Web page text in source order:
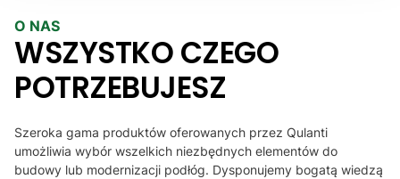
O NAS
WSZYSTKO CZEGO
POTRZEBUJESZ
Szeroka gama produktów oferowanych przez Qulanti
umożliwia wybór wszelkich niezbędnych elementów do
budowy lub modernizacji podłóg. Dysponujemy bogatą wiedzą